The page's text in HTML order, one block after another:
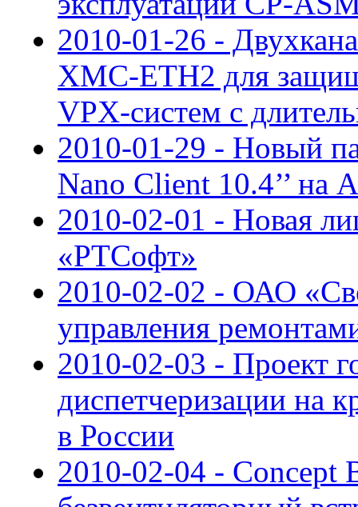
2010-01-26 -
XMC-ETH2 для
VPX-систем с
2010-01-29 - Новый
Nano Client 10.4’’ на
2010-02-01 - Новая
«РТСофт»
2010-02-02 - ОАО
управления
2010-02-03 - Проект
диспетчеризации на
в России
2010-02-04 - Concept